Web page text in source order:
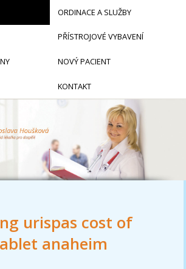
urispas cost of
anaheim
ORDINACE A SLUŽBY
PŘÍSTROJOVÉ VYBAVENÍ
NOVÝ PACIENT
KONTAKT